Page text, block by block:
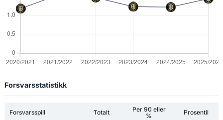
Forsvarsstatistikk
Forsvarsspill Totalt
Per 90 eller
%
Prosentil